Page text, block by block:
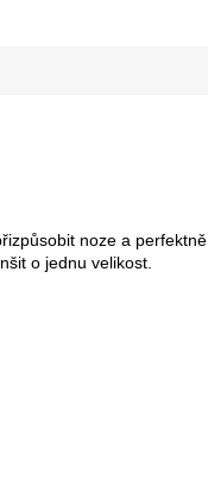
noze a perfektně
o jednu velikost.